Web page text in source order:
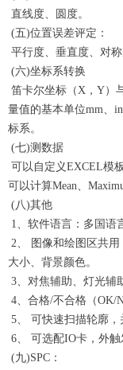
直线度、圆度。
(五)位置误差评定：
平行度、垂直度、对
(六)坐标系转换
笛卡尔坐标（X，Y）
量值的基本单位mm、
标系。
(七)测数据
可以自定义EXCEL模
可以计算Mean、
(八)其他
1、软件语言：多国语
2、 图像和绘图区共
大小、背景颜色。
3、对焦辅助、灯光辅
4、合格/不合格（OK/
5、 可快速扫描轮廓，
6、 可选配IO卡，外触
(九)SPC：